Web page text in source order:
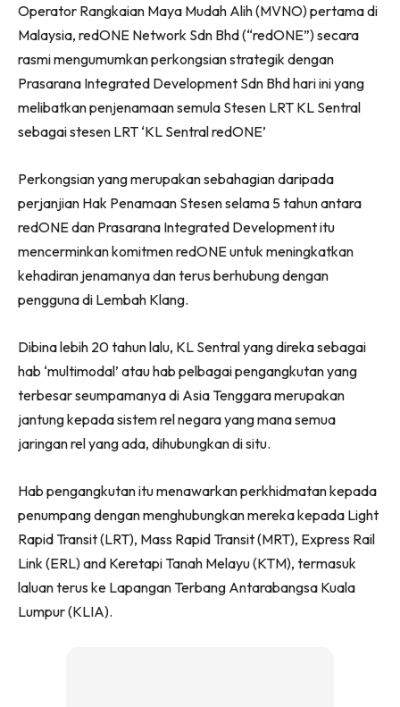
Operator Rangkaian Maya Mudah Alih (MVNO) pertama di
Malaysia, redONE Network Sdn Bhd (“redONE”) secara
rasmi mengumumkan perkongsian strategik dengan
Prasarana Integrated Development Sdn Bhd hari ini yang
melibatkan penjenamaan semula Stesen LRT KL Sentral
sebagai stesen LRT ‘KL Sentral redONE’
Perkongsian yang merupakan sebahagian daripada
perjanjian Hak Penamaan Stesen selama 5 tahun antara
redONE dan Prasarana Integrated Development itu
mencerminkan komitmen redONE untuk meningkatkan
kehadiran jenamanya dan terus berhubung dengan
pengguna di Lembah Klang.
Dibina lebih 20 tahun lalu, KL Sentral yang direka sebagai
hab ‘multimodal’ atau hab pelbagai pengangkutan yang
terbesar seumpamanya di Asia Tenggara merupakan
jantung kepada sistem rel negara yang mana semua
jaringan rel yang ada, dihubungkan di situ.
Hab pengangkutan itu menawarkan perkhidmatan kepada
penumpang dengan menghubungkan mereka kepada Light
Rapid Transit (LRT), Mass Rapid Transit (MRT), Express Rail
Link (ERL) and Keretapi Tanah Melayu (KTM), termasuk
laluan terus ke Lapangan Terbang Antarabangsa Kuala
Lumpur (KLIA).